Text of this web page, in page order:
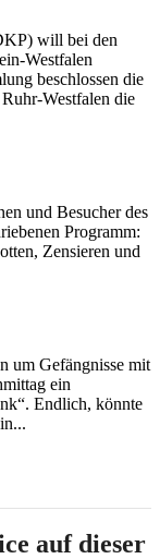
will bei den
Westfalen
beschlossen die
Westfalen die
und Besucher des
Programm:
Zensieren und
um Gefängnisse mit
ein
Endlich, könnte
auf dieser